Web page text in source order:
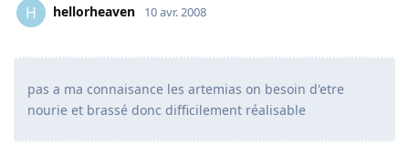
H hellorheaven 10 avr. 2008
pas a ma connaisance les artemias on besoin d'etre
nourie et brassé donc difficilement réalisable